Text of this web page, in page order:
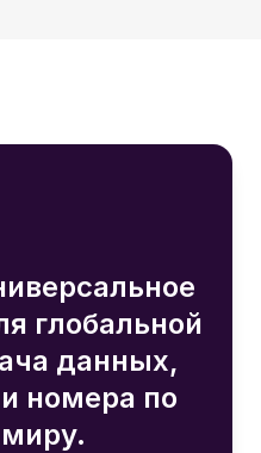
глобальной
данных,
номера по